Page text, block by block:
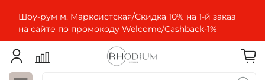
Шоу-рум м. Марксистская/Скидка 10% на 1-й заказ
на сайте по промокоду Welcome/Cashbaсk-1%